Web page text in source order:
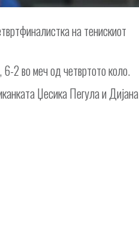
на тенискиот
2 во меч од четвртото коло.
Џесика Пегула и Дијана